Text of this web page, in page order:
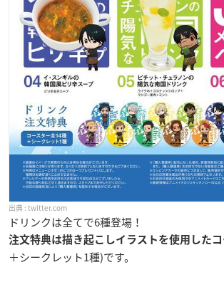
twitter.com
ドリンクは全てで6種登場！
注文特典は描き起こしイラストを使用したコ
＋シークレット1種)です。